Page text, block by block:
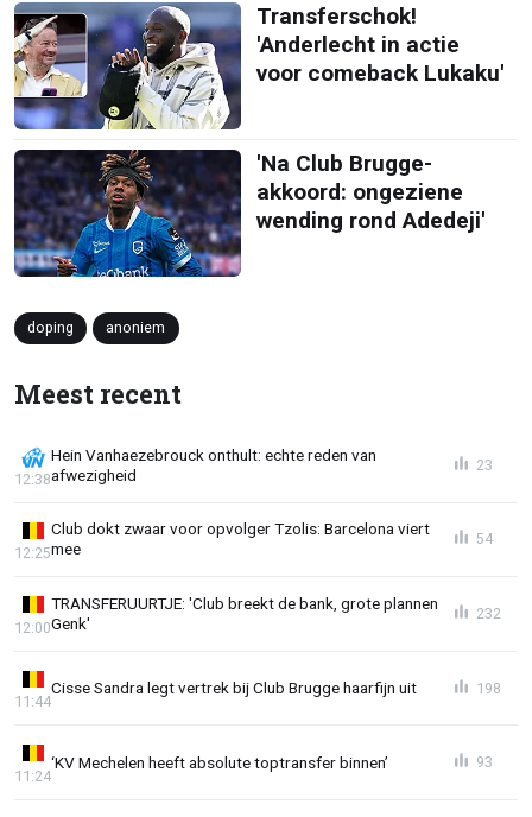
Transferschok!
'Anderlecht in actie
voor comeback Lukaku'
'Na Club Brugge-
akkoord: ongeziene
wending rond Adedeji'
doping anoniem
Meest recent
Hein Vanhaezebrouck onthult: echte reden van
afwezigheid
12:38
23
Club dokt zwaar voor opvolger Tzolis: Barcelona viert
mee
12:25
54
TRANSFERUURTJE: 'Club breekt de bank, grote plannen
Genk'
12:00
232
Cisse Sandra legt vertrek bij Club Brugge haarfijn uit
11:44
198
‘KV Mechelen heeft absolute toptransfer binnen’
11:24
93